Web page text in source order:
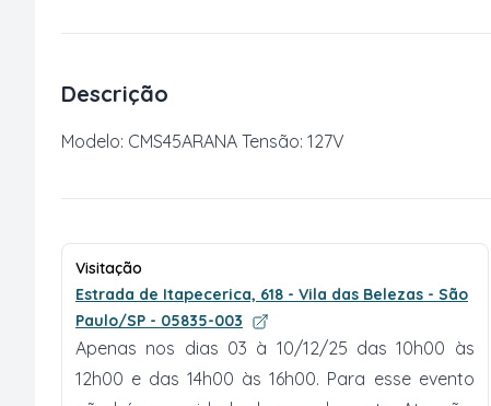
Descrição
Modelo: CMS45ARANA Tensão: 127V
Visitação
Estrada de Itapecerica, 618 - Vila das Belezas - São
Paulo/SP - 05835-003
Apenas nos dias 03 à 10/12/25 das 10h00 às
12h00 e das 14h00 às 16h00. Para esse evento